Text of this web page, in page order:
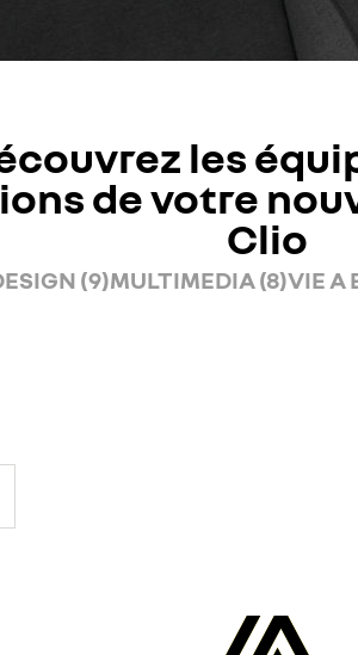
les
de votre
Clio
(9)MULTIMEDIA (8)VIE A